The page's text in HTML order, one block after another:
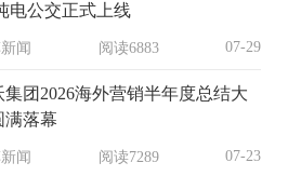
电公交正式上线
闻 阅读6883 07-29
集团2026海外营销半年度总结大
满落幕
闻 阅读7289 07-23